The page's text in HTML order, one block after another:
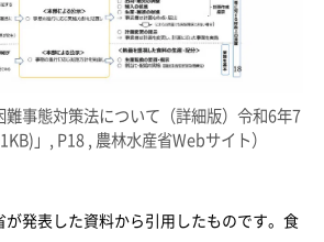
難事態対策法について（詳細版）令和6年7
」, P18 , 農林水産省Webサイト）
が発表した資料から引用したものです。食